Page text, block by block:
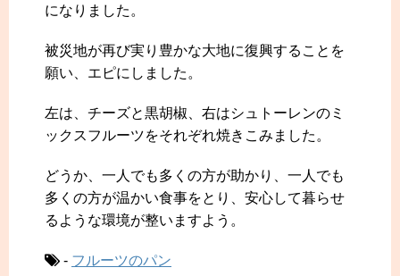
になりました。
被災地が再び実り豊かな大地に復興することを
願い、エピにしました。
左は、チーズと黒胡椒、右はシュトーレンのミ
ックスフルーツをそれぞれ焼きこみました。
どうか、一人でも多くの方が助かり、一人でも
多くの方が温かい食事をとり、安心して暮らせ
るような環境が整いますよう。
- フルーツのパン